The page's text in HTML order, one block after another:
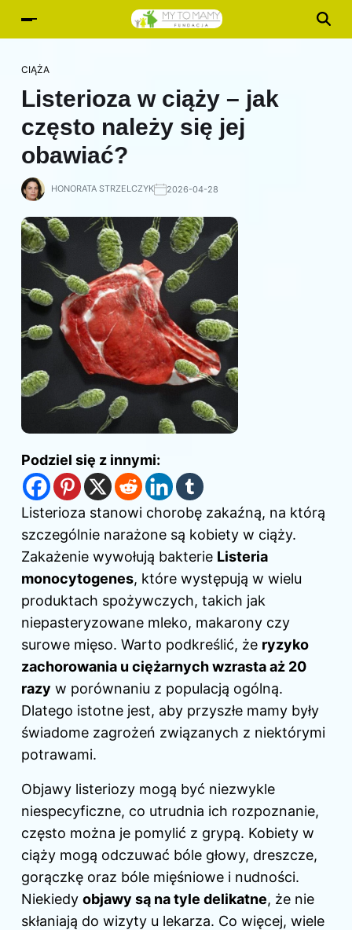
CIĄŻA
Listerioza w ciąży – jak
często należy się jej
obawiać?
HONORATA STRZELCZYK 2026-04-28
Podziel się z innymi:
Listerioza stanowi chorobę zakaźną, na którą
szczególnie narażone są kobiety w ciąży.
Zakażenie wywołują bakterie Listeria
monocytogenes, które występują w wielu
produktach spożywczych, takich jak
niepasteryzowane mleko, makarony czy
surowe mięso. Warto podkreślić, że ryzyko
zachorowania u ciężarnych wzrasta aż 20
razy w porównaniu z populacją ogólną.
Dlatego istotne jest, aby przyszłe mamy były
świadome zagrożeń związanych z niektórymi
potrawami.
Objawy listeriozy mogą być niezwykle
niespecyficzne, co utrudnia ich rozpoznanie,
często można je pomylić z grypą. Kobiety w
ciąży mogą odczuwać bóle głowy, dreszcze,
gorączkę oraz bóle mięśniowe i nudności.
Niekiedy objawy są na tyle delikatne, że nie
skłaniają do wizyty u lekarza. Co więcej, wiele